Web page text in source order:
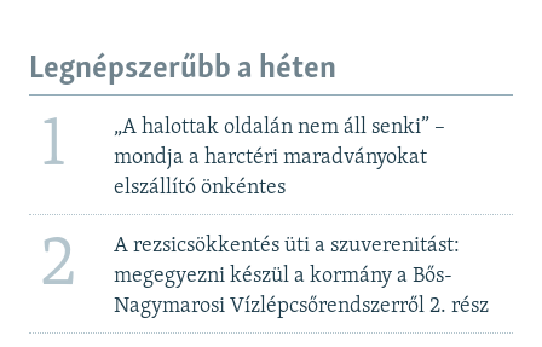
Legnépszerűbb a héten
1
„A halottak oldalán nem áll senki” –
mondja a harctéri maradványokat
elszállító önkéntes
2
A rezsicsökkentés üti a szuverenitást:
megegyezni készül a kormány a Bős-
Nagymarosi Vízlépcsőrendszerről 2. rész